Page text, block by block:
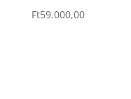
Ft59.000,00